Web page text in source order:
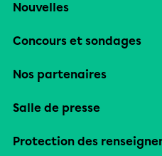
Nouvelles
Concours et sondages
Nos partenaires
Salle de presse
Protection des